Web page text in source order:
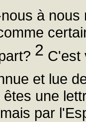
à
2 C'est
et lue
une
par